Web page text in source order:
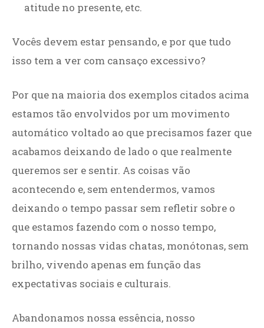
atitude no presente, etc.
Vocês devem estar pensando, e por que tudo
isso tem a ver com cansaço excessivo?
Por que na maioria dos exemplos citados acima
estamos tão envolvidos por um movimento
automático voltado ao que precisamos fazer que
acabamos deixando de lado o que realmente
queremos ser e sentir. As coisas vão
acontecendo e, sem entendermos, vamos
deixando o tempo passar sem refletir sobre o
que estamos fazendo com o nosso tempo,
tornando nossas vidas chatas, monótonas, sem
brilho, vivendo apenas em função das
expectativas sociais e culturais.
Abandonamos nossa essência, nosso